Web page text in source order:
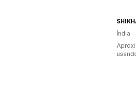
Índia